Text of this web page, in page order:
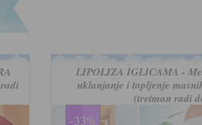
LIPOLIZA IGLICAMA -
uklanjanje i topljenje
(tretman radi
-33%